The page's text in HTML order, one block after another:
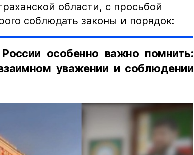
области, с просьбой
соблюдать законы и порядок:
особенно важно помнить:
уважении и соблюдении